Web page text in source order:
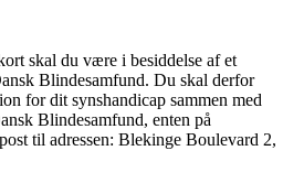
skal du være i besiddelse af et
Blindesamfund. Du skal derfor
for dit synshandicap sammen med
Blindesamfund, enten på
til adressen: Blekinge Boulevard 2,